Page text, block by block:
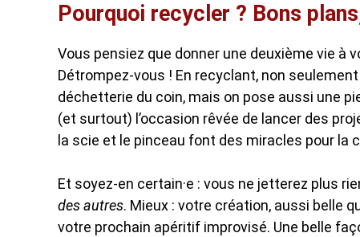
Pourquoi recycler ? Bons
Vous pensiez que donner une deuxième vie à
Détrompez-vous ! En recyclant, non
déchetterie du coin, mais on pose aussi une
(et surtout) l’occasion rêvée de lancer des
la scie et le pinceau font des miracles pour
Et soyez-en certain·e : vous ne jetterez plus
des autres. Mieux : votre création, aussi belle
votre prochain apéritif improvisé. Une belle